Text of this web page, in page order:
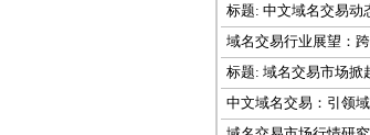
标题: 中文域名交易动
域名交易行业展望：
标题: 域名交易市场掀
中文域名交易：引领